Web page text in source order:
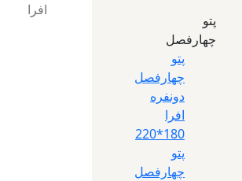
پتو
چهارفصل
پتو
چهارفصل
دونفره
افرا
180*220
پتو
چهارفصل
افرا